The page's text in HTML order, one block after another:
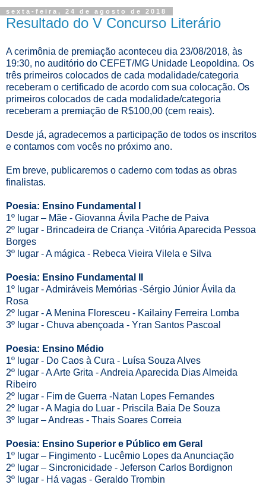
sexta-feira, 24 de agosto de 2018
Resultado do V Concurso Literário
A cerimônia de premiação aconteceu dia 23/08/2018, às
19:30, no auditório do CEFET/MG Unidade Leopoldina. Os
três primeiros colocados de cada modalidade/categoria
receberam o certificado de acordo com sua colocação. Os
primeiros colocados de cada modalidade/categoria
receberam a premiação de R$100,00 (cem reais).
Desde já, agradecemos a participação de todos os inscritos
e contamos com vocês no próximo ano.
Em breve, publicaremos o caderno com todas as obras
finalistas.
Poesia: Ensino Fundamental I
1º lugar – Mãe - Giovanna Ávila Pache de Paiva
2º lugar - Brincadeira de Criança -Vitória Aparecida Pessoa
Borges
3º lugar - A mágica - Rebeca Vieira Vilela e Silva
Poesia: Ensino Fundamental II
1º lugar - Admiráveis Memórias -Sérgio Júnior Ávila da
Rosa
2º lugar - A Menina Floresceu - Kailainy Ferreira Lomba
3º lugar - Chuva abençoada - Yran Santos Pascoal
Poesia: Ensino Médio
1º lugar - Do Caos à Cura - Luísa Souza Alves
2º lugar - A Arte Grita - Andreia Aparecida Dias Almeida
Ribeiro
2º lugar - Fim de Guerra -Natan Lopes Fernandes
2º lugar - A Magia do Luar - Priscila Baia De Souza
3º lugar – Andreas - Thais Soares Correia
Poesia: Ensino Superior e Público em Geral
1º lugar – Fingimento - Lucêmio Lopes da Anunciação
2º lugar – Sincronicidade - Jeferson Carlos Bordignon
3º lugar - Há vagas - Geraldo Trombin